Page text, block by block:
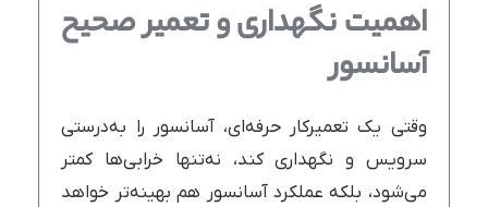
اهمیت نگهداری و تعمیر صحیح
آسانسور
وقتی یک تعمیرکار حرفه‌ای، آسانسور را به‌درستی
سرویس و نگهداری کند، نه‌تنها خرابی‌ها کمتر
می‌شود، بلکه عملکرد آسانسور هم بهینه‌تر خواهد